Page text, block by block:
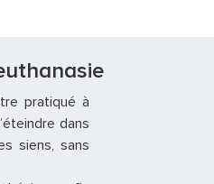
pratiqué à
dans
siens, sans